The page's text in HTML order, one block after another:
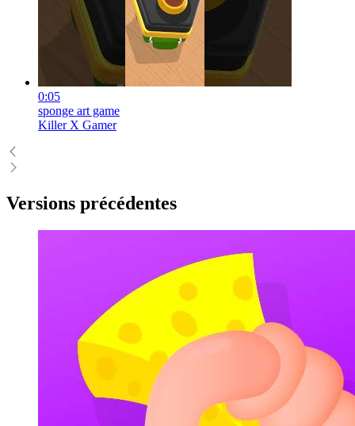
0:05
sponge art game
Killer X Gamer
Versions précédentes